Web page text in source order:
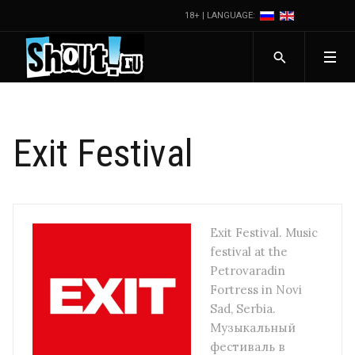
18+ | LANGUAGE:
Exit Festival
Exit Festival. Music
festival at the
Petrovaradin
Fortress in Novi
Sad, Serbia.
Музыкальный
фестиваль в